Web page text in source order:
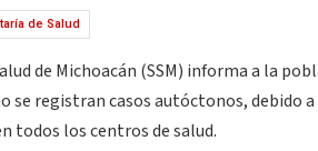
de Salud
de Michoacán (SSM) informa a la
se registran casos autóctonos, debido
todos los centros de salud.